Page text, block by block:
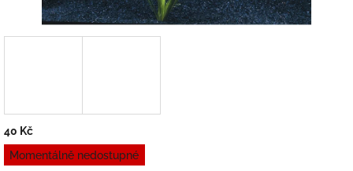
40 Kč
Měrná
cena:
Momentálně nedostupné